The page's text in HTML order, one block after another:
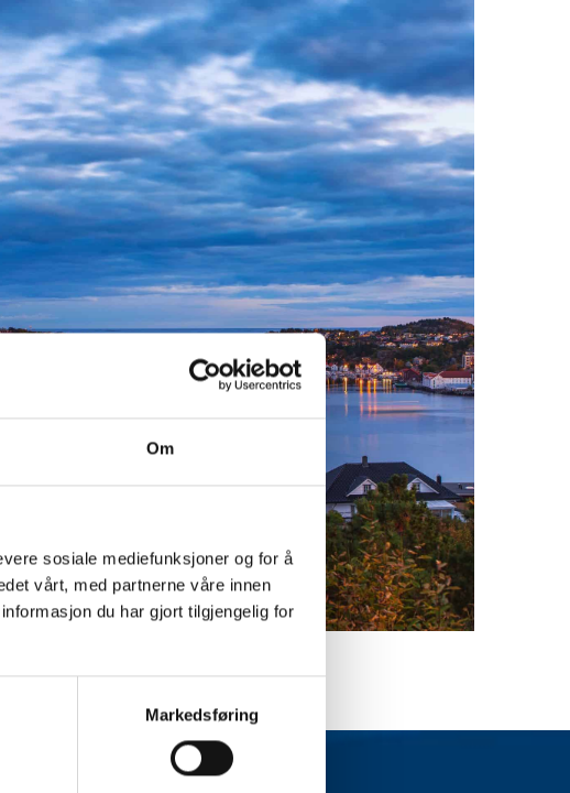
Om
sosiale mediefunksjoner og for å
vårt, med partnerne våre innen
du har gjort tilgjengelig for
Markedsføring